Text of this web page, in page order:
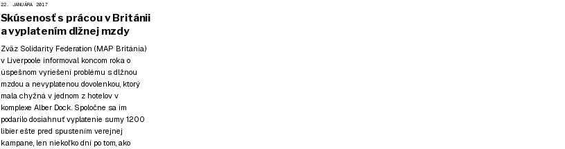
22. JANUÁRA 2017
Skúsenosť s prácou v Británii
a vyplatením dlžnej mzdy
Zväz Solidarity Federation (MAP Británia)
v Liverpoole informoval koncom roka o
úspešnom vyriešení problému s dlžnou
mzdou a nevyplatenou dovolenkou, ktorý
mala chyžná v jednom z hotelov v
komplexe Alber Dock. Spoločne sa im
podarilo dosiahnuť vyplatenie sumy 1200
libier ešte pred spustením verejnej
kampane, len niekoľko dní po tom, ako